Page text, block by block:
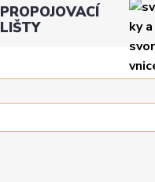
PROPOJOVACÍ
LIŠTY